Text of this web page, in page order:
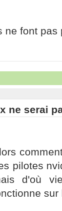
ne font pas
ne serai
pilotes
d'où
sur